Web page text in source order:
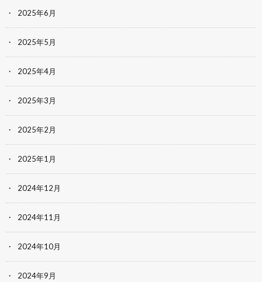
2025年6月
2025年5月
2025年4月
2025年3月
2025年2月
2025年1月
2024年12月
2024年11月
2024年10月
2024年9月